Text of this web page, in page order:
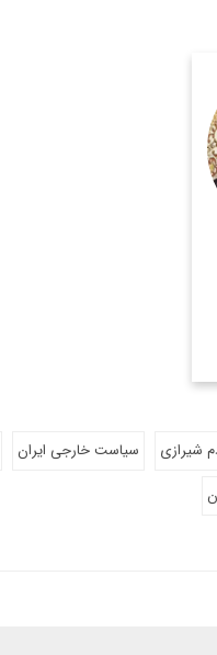
شیرازی سیاست خارجی ایران